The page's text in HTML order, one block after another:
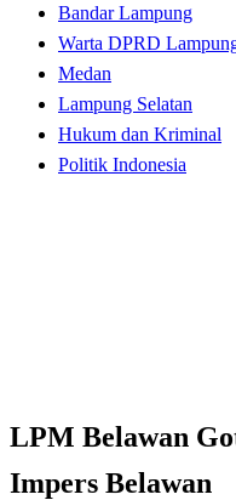
Bandar Lampung
Warta DPRD
Medan
Lampung Selatan
Hukum dan Kriminal
Politik Indonesia
LPM Belawan
Impers Belawan